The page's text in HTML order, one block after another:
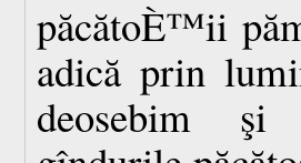
păcătoÈ™ii
adică prin
deosebim